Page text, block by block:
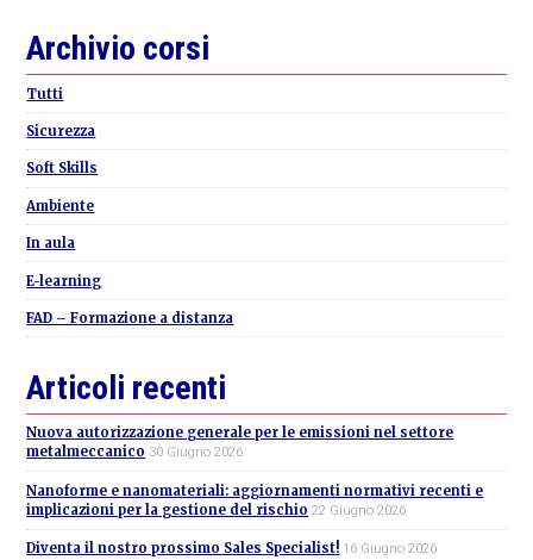
Primary
Sidebar
Archivio corsi
Tutti
Sicurezza
Soft Skills
Ambiente
In aula
E-learning
FAD – Formazione a distanza
Articoli recenti
Nuova autorizzazione generale per le emissioni nel settore
metalmeccanico 30 Giugno 2026
Nanoforme e nanomateriali: aggiornamenti normativi recenti e
implicazioni per la gestione del rischio 22 Giugno 2026
Diventa il nostro prossimo Sales Specialist! 16 Giugno 2026